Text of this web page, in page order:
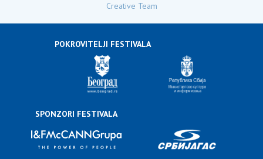
Creative Team
POKROVITELJI FESTIVALA
SPONZORI FESTIVALA